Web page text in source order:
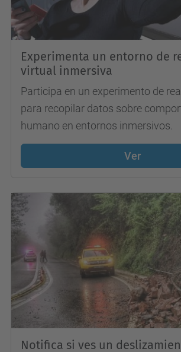
Experimenta un entorno de
virtual inmersiva
Participa en un experimento de
para recopilar datos sobre
humano en entornos inmersivos.
Ver
Notifica si ves un